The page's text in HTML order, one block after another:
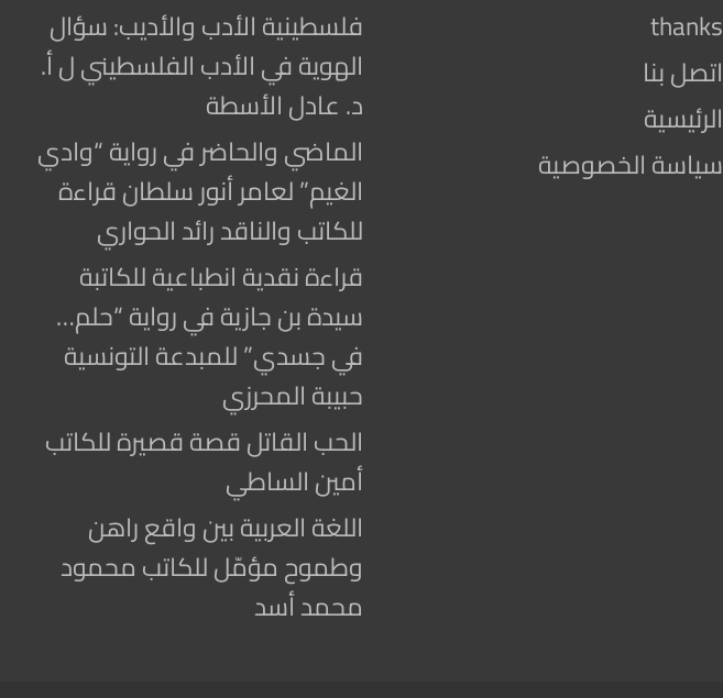
thanks
اتصل بنا
الرئيسية
سياسة الخصوصية
فلسطينية الأدب والأديب: سؤال
الهوية في الأدب الفلسطيني ل أ.
د. عادل الأسطة
الماضي والحاضر في رواية “وادي
الغيم” لعامر أنور سلطان قراءة
للكاتب والناقد رائد الحواري
قراءة نقدية انطباعية للكاتبة
سيدة بن جازية في رواية “حلم…
في جسدي” للمبدعة التونسية
حبيبة المحرزي
الحب القاتل قصة قصيرة للكاتب
أمين الساطي
اللغة العربية بين واقع راهن
وطموح مؤمّل للكاتب محمود
محمد أسد